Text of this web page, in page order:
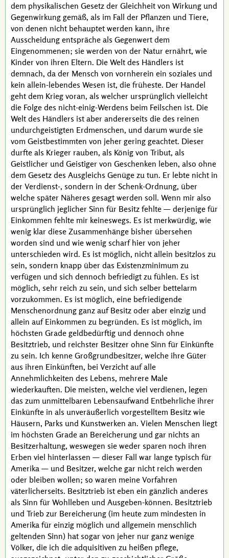
dem physikalischen Gesetz der Gleichheit von Wirkung und
Gegenwirkung gemäß, als im Fall der Pflanzen und Tiere,
von denen nicht behauptet werden kann, ihre
Ausscheidung entspräche als Gegenwert dem
Eingenommenen; sie werden von der Natur ernährt, wie
Kinder von ihren Eltern. Die Welt des Händlers ist
demnach, da der Mensch von vornherein ein soziales und
kein allein-lebendes Wesen ist, die früheste. Der Handel
geht dem Krieg voran, als welcher ursprünglich vielleicht
die Folge des nicht-einig-Werdens beim Feilschen ist. Die
Welt des Händlers ist aber andererseits die des reinen
undurchgeistigten Erdmenschen, und darum wurde sie
vom Geistbestimmten von jeher gering geachtet. Dieser
durfte als Krieger rauben, als König von Tribut, als
Geistlicher und Geistiger von Geschenken leben, also ohne
dem Gesetz des Ausgleichs Genüge zu tun. Er lebte nicht in
der Verdienst-, sondern in der Schenk-Ordnung, über
welche später Näheres gesagt werden soll. Wenn mir also
ursprünglich jeglicher Sinn für Besitz fehlte — derjenige für
Einkommen fehlte mir keineswegs. Es ist merkwürdig, wie
wenig klar diese Zusammenhänge bisher übersehen
worden sind und wie wenig scharf hier von jeher
unterschieden wird. Es ist möglich, nicht allein besitzlos zu
sein, sondern knapp über das Existenzminimum zu
verfügen und sich dennoch befriedigt zu fühlen. Es ist
möglich, sehr reich zu sein, und sich selber bettelarm
vorzukommen. Es ist möglich, eine befriedigende
Menschenordnung ganz auf Besitz oder aber einzig und
allein auf Einkommen zu begründen. Es ist möglich, im
höchsten Grade geldbedürftig und dennoch ohne
Besitztrieb, und reichster Besitzer ohne Sinn für Einkünfte
zu sein. Ich kenne Großgrundbesitzer, welche ihre Güter
aus ihren Einkünften, bei Verzicht auf alle
Annehmlichkeiten des Lebens, mehrere Male
wiederkauften. Die meisten, welche viel verdienen, legen
das zum unmittelbaren Lebensaufwand Entbehrliche ihrer
Einkünfte in als unveräußerlich vorgestelltem Besitz wie
Häusern, Parks und Kunstwerken an. Vielen Menschen liegt
im höchsten Grade an Bereicherung und gar nichts an
Besitzerhaltung, weswegen sie weder sparen noch ihren
Erben viel hinterlassen — dieser Fall war lange typisch für
Amerika — und Besitzer, welche gar nicht reich werden
oder bleiben wollen; so waren meine Vorfahren
väterlicherseits. Besitztrieb ist eben ein gänzlich anderes
als Sinn für Wohlleben und Ausgeben-können. Besitztrieb
und Trieb zur Bereicherung (im heute zum mindesten in
Amerika für einzig möglich und allgemein menschlich
geltenden Sinn) hat sogar von jeher nur ganz wenige
Völker, die ich die adquisitiven zu heißen pflege,